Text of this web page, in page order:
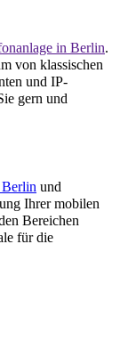
in Berlin.
von klassischen
und IP-
gern und
und
Ihrer mobilen
Bereichen
für die